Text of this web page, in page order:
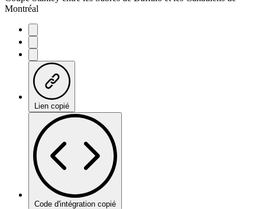
Montréal
Lien copié
Code d'intégration copié